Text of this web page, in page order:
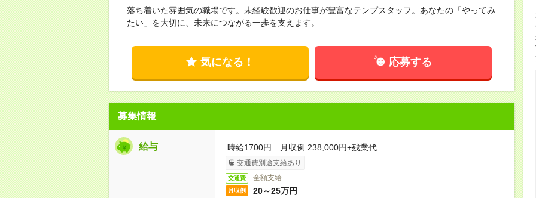
落ち着いた雰囲気の職場です。未経験歓迎のお仕事が豊富なテンプスタッフ。あなたの「やってみ
たい」を大切に、未来につながる一歩を支えます。
気になる！ 応募する
募集情報
給与 時給1700円 月収例 238,000円+残業代
交通費別途支給あり
交通費 全額支給
月収例 20～25万円